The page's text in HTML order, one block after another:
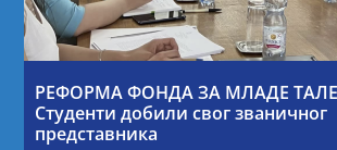
РЕФОРМА ФОНДА ЗА МЛАДЕ
Студенти добили свог званичног
представника